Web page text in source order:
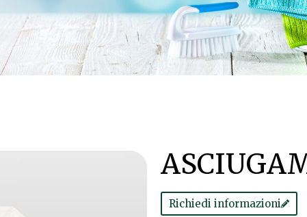
Richiedi informazioni